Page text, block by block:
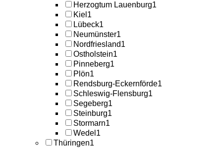
Herzogtum Lauenburg1
Kiel 1
Lübeck1
Neumünster1
Nordfriesland1
Ostholstein1
Pinneberg1
Plön1
Rendsburg-Eckernförde1
Schleswig-Flensburg1
Segeberg1
Steinburg1
Stormarn1
Wedel 1
Thüringen1